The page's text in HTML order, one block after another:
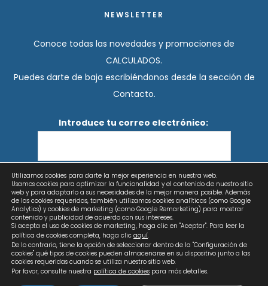
NEWSLETTER
Conoce todas las novedades y promociones de
CALCULADOS.
Puedes darte de baja escribiéndonos desde la sección de
Contacto.
Introduce tu correo electrónico:
He leído y acepto los términos y condiciones
Utilizamos cookies para darte la mejor experiencia en nuestra web.
Usamos cookies para optimizar la funcionalidad y el contenido de nuestro sitio
web y para adaptarlo a sus necesidades de la mejor manera posible. Además
de las cookies requeridas, también utilizamos cookies analíticas (como Google
Analytics) y cookies de marketing (como Google Remarketing) para mostrar
contenido y publicidad de acuerdo con sus intereses.
Si acepta el uso de cookies de marketing, haga clic en "Aceptar". Para leer la
política de cookies completa, haga clic aquí.
De lo contrario, tiene la opción de seleccionar dentro de la "Configuración de
cookies" qué tipos de cookies pueden almacenarse en su dispositivo junto a las
cookies requeridas cuando se utiliza nuestro sitio web.
Por favor, consulte nuestra política de cookies para más detalles.